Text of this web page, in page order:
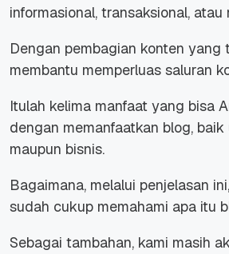
informasional, transaksional, atau
Dengan pembagian konten yang
membantu memperluas saluran
Itulah kelima manfaat yang bisa
dengan memanfaatkan blog,
maupun bisnis.
Bagaimana, melalui penjelasan
sudah cukup memahami apa itu
Sebagai tambahan, kami masih